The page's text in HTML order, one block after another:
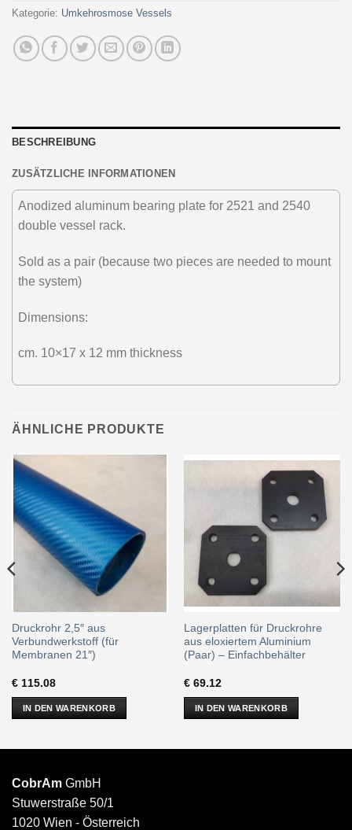
Kategorie: Umkehrosmose Vessels
BESCHREIBUNG
ZUSÄTZLICHE INFORMATIONEN
Anodized aluminum bearing plate for 2521 and 2540
double vessel rack.
Sold as a pair (because two pieces are needed to mount
the system)
Dimensions:
cm. 10×17 x 12 mm thickness
ÄHNLICHE PRODUKTE
Druckrohr 2,5″ aus
Verbundwerkstoff (für
Membranen 21″)
€115.08
IN DEN WARENKORB
Lagerplatten für Druckrohre
aus eloxiertem Aluminium
(Paar) – Einfachbehälter
€69.12
IN DEN WARENKORB
CobrAm GmbH
Stuwerstraße 50/1
1020 Wien - Österreich